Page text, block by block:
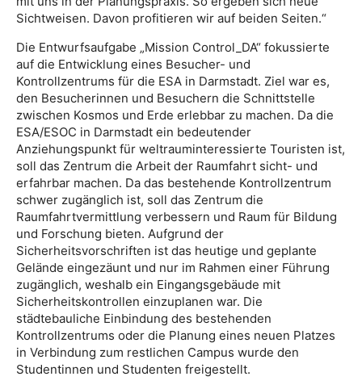
Sichtweisen. Davon profitieren wir auf beiden Seiten.“
Die Entwurfsaufgabe „Mission Control_DA“ fokussierte
auf die Entwicklung eines Besucher- und
Kontrollzentrums für die ESA in Darmstadt. Ziel war es,
den Besucherinnen und Besuchern die Schnittstelle
zwischen Kosmos und Erde erlebbar zu machen. Da die
ESA/ESOC in Darmstadt ein bedeutender
Anziehungspunkt für weltrauminteressierte Touristen ist,
soll das Zentrum die Arbeit der Raumfahrt sicht- und
erfahrbar machen. Da das bestehende Kontrollzentrum
schwer zugänglich ist, soll das Zentrum die
Raumfahrtvermittlung verbessern und Raum für Bildung
und Forschung bieten. Aufgrund der
Sicherheitsvorschriften ist das heutige und geplante
Gelände eingezäunt und nur im Rahmen einer Führung
zugänglich, weshalb ein Eingangsgebäude mit
Sicherheitskontrollen einzuplanen war. Die
städtebauliche Einbindung des bestehenden
Kontrollzentrums oder die Planung eines neuen Platzes
in Verbindung zum restlichen Campus wurde den
Studentinnen und Studenten freigestellt.